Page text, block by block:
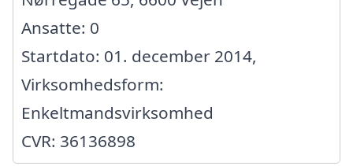
Ansatte: 0
Startdato: 01. december 2014,
Virksomhedsform:
Enkeltmandsvirksomhed
CVR: 36136898